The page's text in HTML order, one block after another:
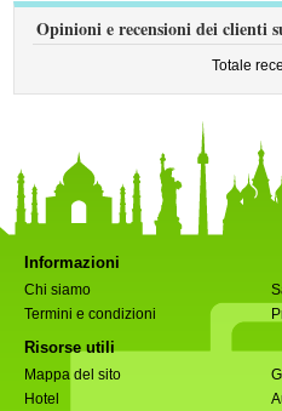
Opinioni e recensioni dei clienti
Totale
Informazioni
Chi siamo
Termini e condizioni
Risorse utili
Mappa del sito
Hotel